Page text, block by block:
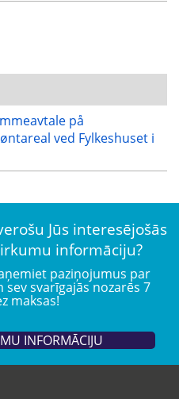
på
ved Fylkeshuset i
Jūs interesējošās
informāciju?
paziņojumus par
svarīgajās nozarēs 7
maksas!
INFORMĀCIJU